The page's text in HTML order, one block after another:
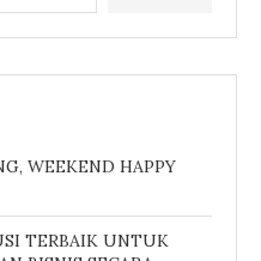
WEEKEND HAPPY
TERBAIK UNTUK